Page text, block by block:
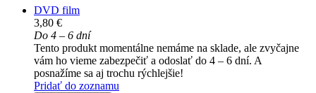
DVD film
3,80 €
Do 4 – 6 dní
Tento produkt momentálne nemáme na sklade, ale zvyčajne
vám ho vieme zabezpečiť a odoslať do 4 – 6 dní. A
posnažíme sa aj trochu rýchlejšie!
Pridať do zoznamu